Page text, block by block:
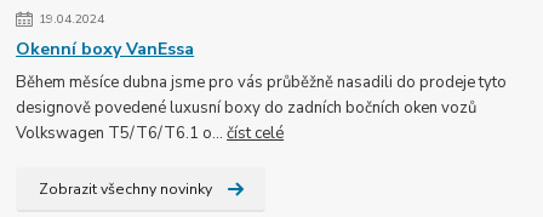
19.04.2024
Okenní boxy VanEssa
Během měsíce dubna jsme pro vás průběžně nasadili do prodeje tyto
designově povedené luxusní boxy do zadních bočních oken vozů
Volkswagen T5/T6/T6.1 o...číst celé
Zobrazit všechny novinky